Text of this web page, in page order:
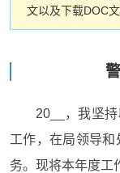
文以及下载DOC文
20__，我坚
工作，在局领导
务。现将本年度工